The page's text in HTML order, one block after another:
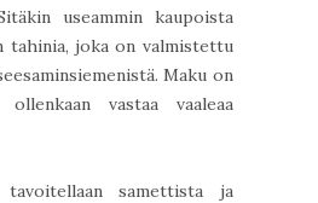
useammin kaupoista
tahinia, joka on valmistettu
Maku on
vastaa vaaleaa
tavoitellaan samettista ja